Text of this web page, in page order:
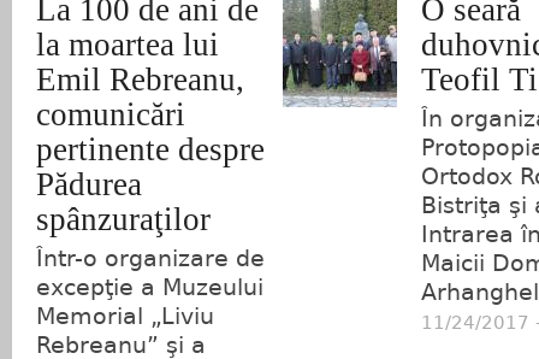
La 100 de ani de
la moartea lui
Emil Rebreanu,
comunicări
pertinente despre
Pădurea
spânzuraţilor
Într-o organizare de
excepţie a Muzeului
Memorial „Liviu
Rebreanu” şi a
O seară
Teofil
În
Ortodox
Bistriţa şi
Intrarea
Maicii
11/24/2017